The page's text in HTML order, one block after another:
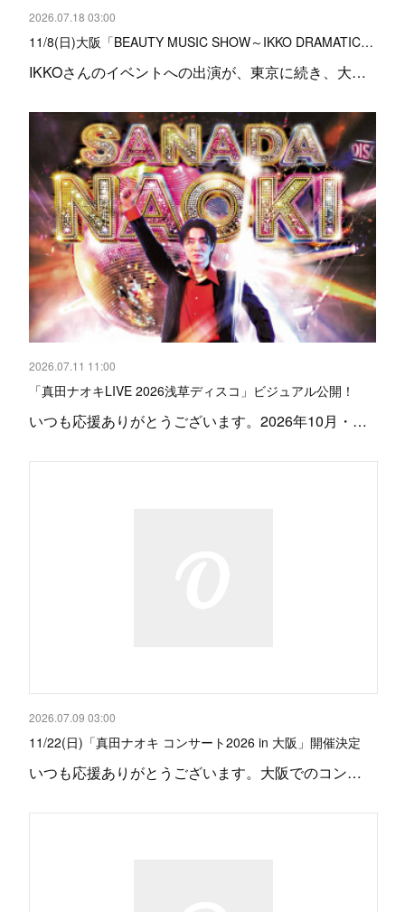
2026.07.18 03:00
11/8(日)大阪「BEAUTY MUSIC SHOW～IKKO DRAMATIC…
IKKOさんのイベントへの出演が、東京に続き、大…
2026.07.11 11:00
「真田ナオキLIVE 2026浅草ディスコ」ビジュアル公開！
いつも応援ありがとうございます。2026年10月・…
2026.07.09 03:00
11/22(日)「真田ナオキ コンサート2026 in 大阪」開催決定
いつも応援ありがとうございます。大阪でのコン…